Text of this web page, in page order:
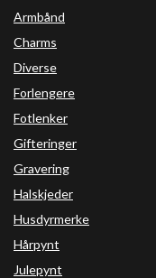
Armbånd
Charms
Diverse
Forlengere
Fotlenker
Gifteringer
Gravering
Halskjeder
Husdyrmerke
Hårpynt
Julepynt